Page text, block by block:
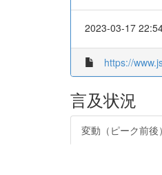
2023-03-17
https://
言及状況
変動（ピーク前後）